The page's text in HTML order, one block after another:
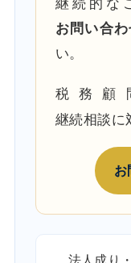
お問い合
い。
税務顧
継続相談に
お
法人成り